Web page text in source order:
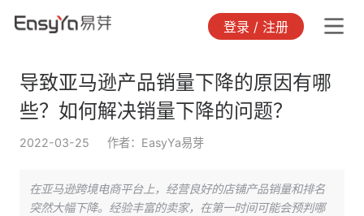
登录 / 注册
导致亚马逊产品销量下降的原因有哪
些？如何解决销量下降的问题？
2022-03-25 作者：EasyYa易芽
在亚马逊跨境电商平台上，经营良好的店铺产品销量和排名
突然大幅下降。经验丰富的卖家，在第一时间可能会预判哪